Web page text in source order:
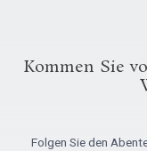
Kommen Sie
Folgen Sie den